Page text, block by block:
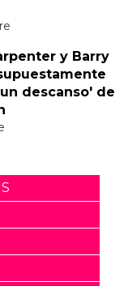
y Barry
descanso' de